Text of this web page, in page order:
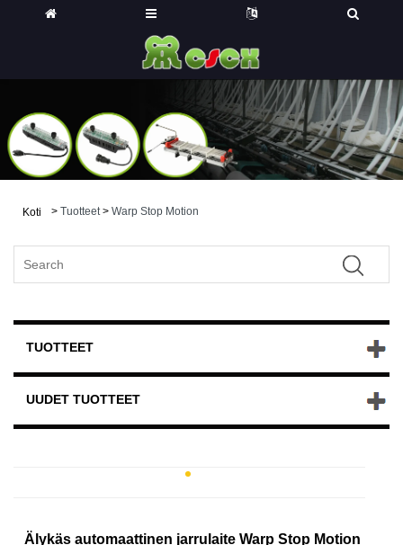
Koti > Tuotteet > Warp Stop Motion
TUOTTEET
UUDET TUOTTEET
Älykäs automaattinen jarrulaite Warp Stop Motion